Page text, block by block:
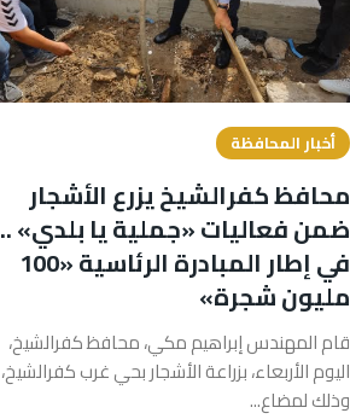
أخبار المحافظة
محافظ كفرالشيخ يزرع الأشجار
ضمن فعاليات «جملية يا بلدي» ..
في إطار المبادرة الرئاسية «100
مليون شجرة»
قام المهندس إبراهيم مكي، محافظ كفرالشيخ،
اليوم الأربعاء، بزراعة الأشجار بحي غرب كفرالشيخ،
وذلك لمضاع...